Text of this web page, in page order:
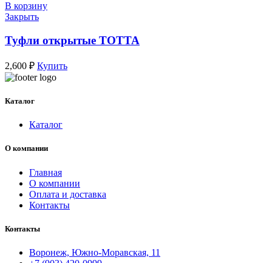
В корзину
Закрыть
Туфли открытые ТОТТА
2,600 ₽ Купить
Каталог
Каталог
О компании
Главная
О компании
Оплата и доставка
Контакты
Контакты
Воронеж, Южно-Моравская, 11